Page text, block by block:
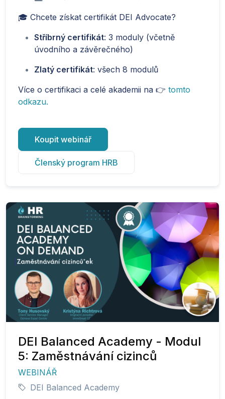
🎓 Chcete získat certifikát DEI Advocate?
Stříbrný certifikát: 3 moduly (včetně
úvodního a závěrečného)
Zlatý certifikát: všech 8 modulů
Více o certifikaci a celé akademii na 👉 tomto
odkazu.
Koupit webinář
Členský program HRB
DEI Balanced Academy - Modul
5: Zaměstnávání cizinců
WEBINÁŘ
DEI Balanced Academy